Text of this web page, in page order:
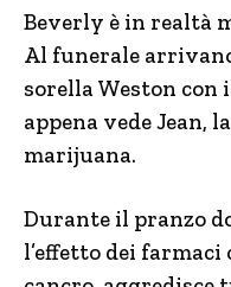
Beverly è in realtà
Al funerale
sorella Weston con
appena vede Jean,
marijuana.
Durante il pranzo
l’effetto dei